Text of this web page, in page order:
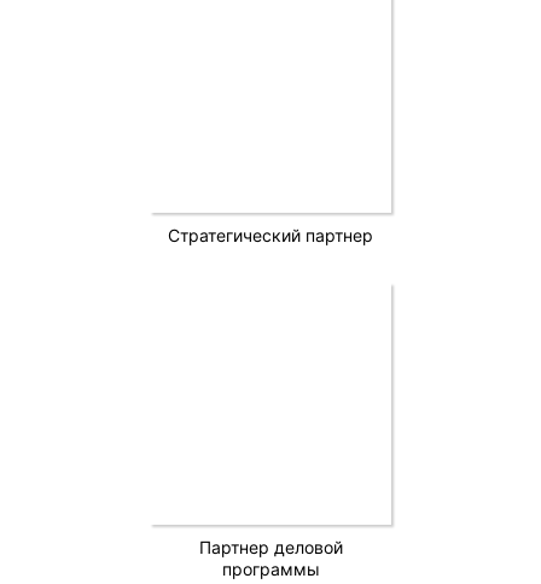
Стратегический партнер
Партнер деловой
программы